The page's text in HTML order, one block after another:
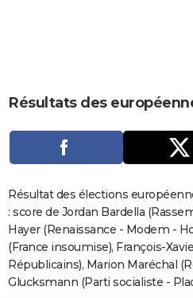
CARTE DE VOEUX
Carte de Noël
Carte Bonne année
Carte Saint-Valentin
Carte Pâques
Carte d'anniversaire
DICTIONNAIRE
Dictionnaire
Biographies
Citations
Expressions
Proverbes
PROGRAMME TV
COPAINS D'AVANT
S'inscrire
Se connecter
Lycées
Collèges
Primaires
Universités
Entreprises
Service militaire
Avis de recherche
AVIS DE DÉCÈS
FORUM
Résultats des
Résultat des élections
: score de Jordan Bardella
Hayer (Renaissance - Modem -
(France insoumise), François-
Républicains), Marion Maréchal
Glucksmann (Parti socialiste -